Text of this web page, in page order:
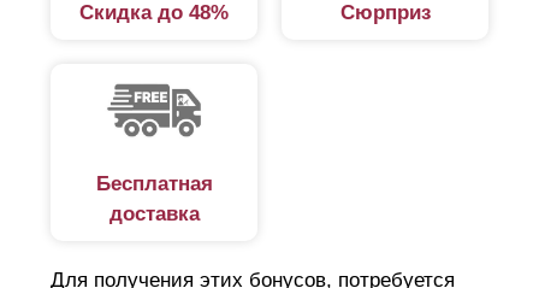
Скидка до 48% Сюрприз
Бесплатная
доставка
Для получения этих бонусов, потребуется